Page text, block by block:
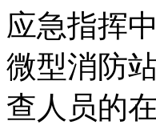
应急指挥
微型消防
查人员的